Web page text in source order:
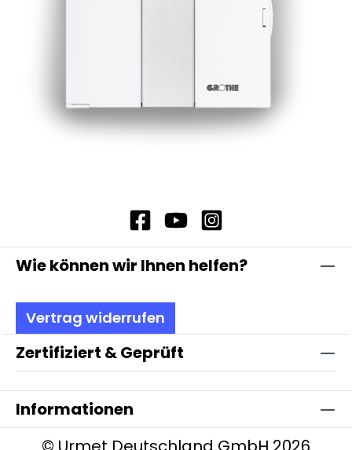
Wie können wir Ihnen helfen?
Vertrag widerrufen
Zertifiziert & Geprüft
Informationen